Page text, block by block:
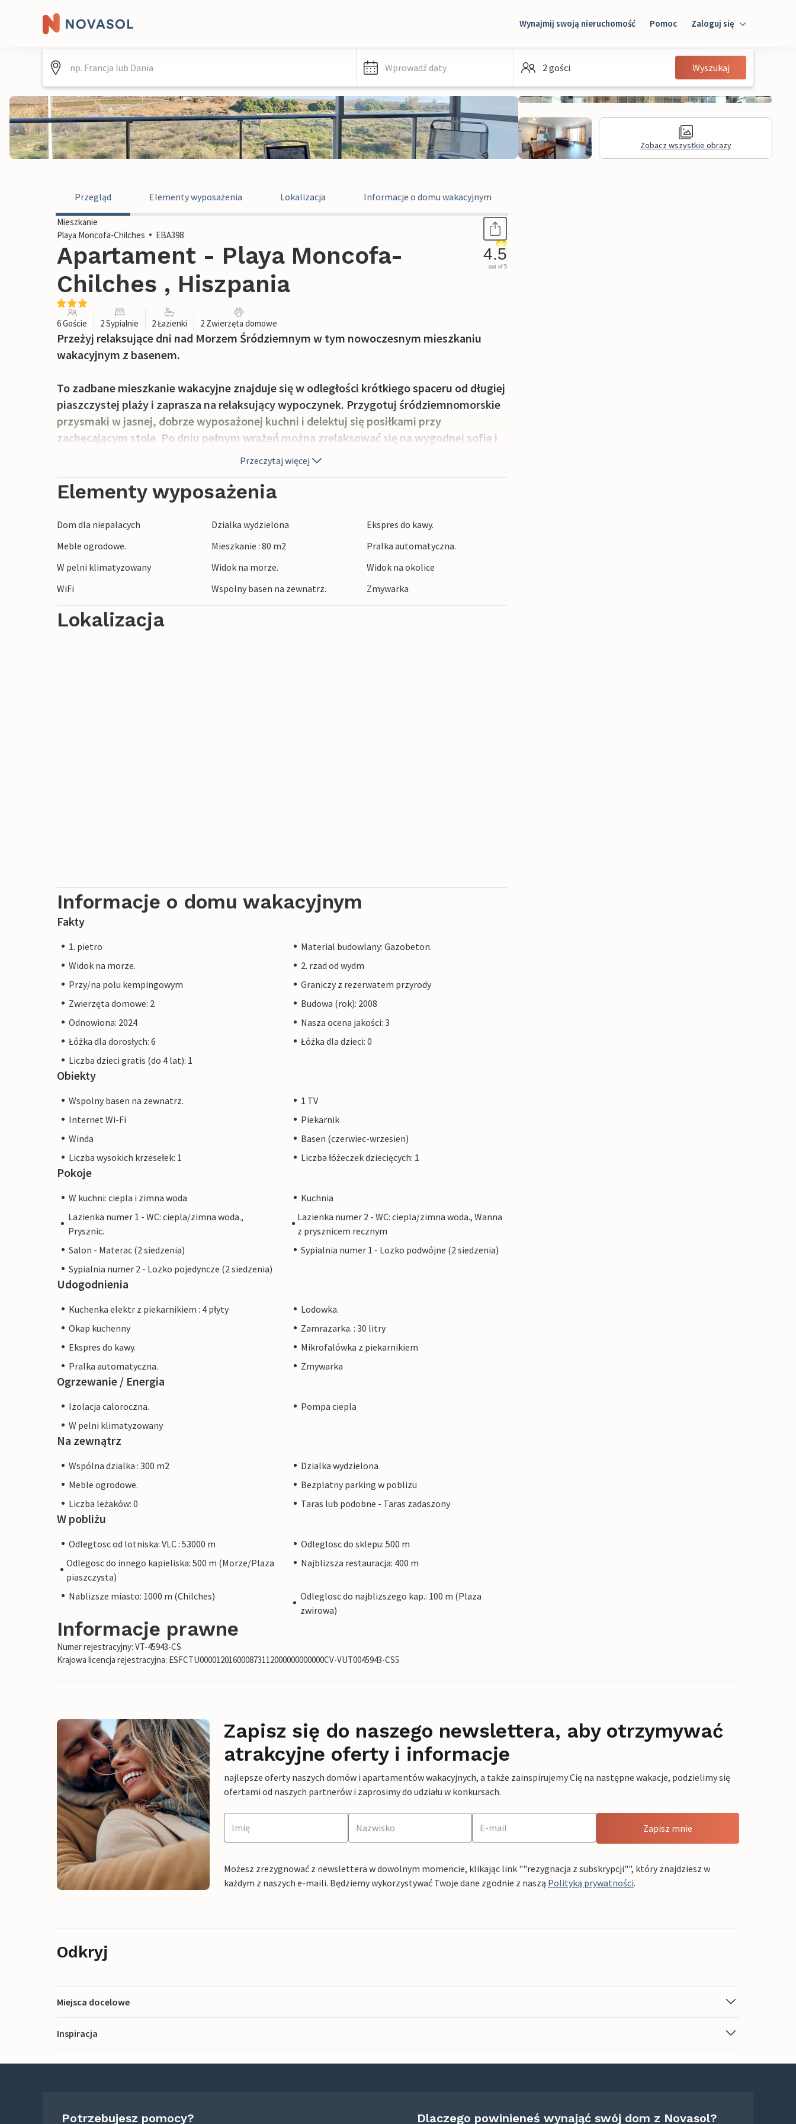
Wynajmij swoją nieruchomość Pomoc Zaloguj się
Zaloguj się
Gość
Wprowadź daty 2 gości Wyszukaj
Zobacz wszystkie obrazy
Przegląd Elementy wyposażenia Lokalizacja Informacje o domu wakacyjnym
Mieszkanie
Playa Moncofa-Chilches
EBA398
Apartament - Playa Moncofa-
Chilches , Hiszpania
4.5
out of 5
6 Goście 2 Sypialnie 2 Łazienki 2 Zwierzęta domowe
Przeżyj relaksujące dni nad Morzem Śródziemnym w tym nowoczesnym mieszkaniu
wakacyjnym z basenem.
To zadbane mieszkanie wakacyjne znajduje się w odległości krótkiego spaceru od długiej
piaszczystej plaży i zaprasza na relaksujący wypoczynek. Przygotuj śródziemnomorskie
przysmaki w jasnej, dobrze wyposażonej kuchni i delektuj się posiłkami przy
zachęcającym stole. Po dniu pełnym wrażeń można zrelaksować się na wygodnej sofie i
spędzić razem czas na wieczornych grach.
Śniadanie można zjeść na balkonie, podziwiając wspaniały widok na okolicę. Zarzuć
ręcznik na ramię i odśwież się w pięknym wspólnym basenie, podczas gdy Twoje dzieci
poznają nowych przyjaciół na placu zabaw.
Odkryj Playa Moncofa z pięknymi plażami i przytulnymi barami na plaży. Odwiedź
historyczne Castellón de la Plana lub wybierz się na wycieczkę do Walencji, aby
podziwiać rewelacyjne akwarium i słynne "Miasto Sztuki i Nauki". Dla miłośników
przyrody, laguny Albufera są niezapomnianym przeżyciem.
Przeczytaj więcej
Elementy wyposażenia
Dom dla niepalacych Dzialka wydzielona
Ekspres do kawy.
Meble ogrodowe.
Mieszkanie : 80 m2
Pralka automatyczna.
W pelni klimatyzowany
Widok na morze.
Widok na okolice
WiFi
Wspolny basen na zewnatrz. Zmywarka
Lokalizacja
Informacje o domu wakacyjnym
Fakty
1. pietro
Material budowlany: Gazobeton.
Widok na morze.
2. rzad od wydm
Przy/na polu kempingowym
Graniczy z rezerwatem przyrody
Zwierzęta domowe: 2
Budowa (rok): 2008
Odnowiona: 2024
Nasza ocena jakości: 3
Łóżka dla dorosłych: 6
Łóżka dla dzieci: 0
Liczba dzieci gratis (do 4 lat): 1
Obiekty
Wspolny basen na zewnatrz.
1 TV
Internet Wi-Fi
Piekarnik
Winda
Basen (czerwiec-wrzesien)
Liczba wysokich krzesełek: 1
Liczba łóżeczek dziecięcych: 1
Pokoje
W kuchni: ciepla i zimna woda
Kuchnia
Lazienka numer 1 - WC: ciepla/zimna woda.,
Prysznic.
Lazienka numer 2 - WC: ciepla/zimna woda., Wanna
z prysznicem recznym
Salon - Materac (2 siedzenia)
Sypialnia numer 1 - Lozko podwójne (2 siedzenia)
Sypialnia numer 2 - Lozko pojedyncze (2 siedzenia)
Udogodnienia
Kuchenka elektr z piekarnikiem : 4 płyty
Lodowka.
Okap kuchenny
Zamrazarka. : 30 litry
Ekspres do kawy.
Mikrofalówka z piekarnikiem
Pralka automatyczna.
Zmywarka
Ogrzewanie / Energia
Izolacja caloroczna.
Pompa ciepla
W pelni klimatyzowany
Na zewnątrz
Wspólna dzialka : 300 m2
Dzialka wydzielona
Meble ogrodowe.
Bezplatny parking w poblizu
Liczba leżaków: 0
Taras lub podobne - Taras zadaszony
W pobliżu
Odlegtosc od lotniska: VLC : 53000 m
Odleglosc do sklepu: 500 m
Odlegosc do innego kapieliska: 500 m (Morze/Plaza
piaszczysta)
Najblizsza restauracja: 400 m
Nablizsze miasto: 1000 m (Chilches)
Odleglosc do najblizszego kap.: 100 m (Plaza
zwirowa)
Informacje prawne
Numer rejestracyjny: VT-45943-CS
Krajowa licencja rejestracyjna: ESFCTU000012016000873112000000000000CV-VUT0045943-CS5
Zapisz się do naszego newslettera, aby otrzymywać
atrakcyjne oferty i informacje
najlepsze oferty naszych domów i apartamentów wakacyjnych, a także zainspirujemy Cię na następne wakacje, podzielimy się
ofertami od naszych partnerów i zaprosimy do udziału w konkursach.
Zapisz mnie
Możesz zrezygnować z newslettera w dowolnym momencie, klikając link ""rezygnacja z subskrypcji"", który znajdziesz w
każdym z naszych e-maili. Będziemy wykorzystywać Twoje dane zgodnie z naszą Polityką prywatności.
Odkryj
Miejsca docelowe
Inspiracja
Potrzebujesz pomocy? Dlaczego powinieneś wynająć swój dom z Novasol?